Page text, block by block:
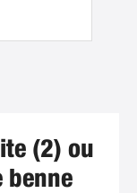
(2) ou
benne